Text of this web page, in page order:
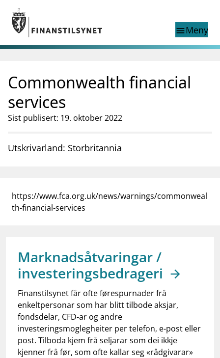
Gå til hovedinnhold
Gå til søkesiden
menuMeny
nettstedet
English
English
Tilsyn
Aktuelt
Tema
mail_outlineKontakt oss
notifications_none Abonner på nyhetsvarsel
Commonwealth financial
services
Sist publisert: 19. oktober 2022
Utskrivarland: Storbritannia
https://www.fca.org.uk/news/warnings/commonweal
th-financial-services
Marknadsåtvaringar /
investeringsbedrageri
Finanstilsynet får ofte førespurnader frå
enkeltpersonar som har blitt tilbode aksjar,
fondsdelar, CFD-ar og andre
investeringsmoglegheiter per telefon, e-post eller
post. Tilboda kjem frå seljarar som dei ikkje
kjenner frå før, som ofte kallar seg «rådgivarar»